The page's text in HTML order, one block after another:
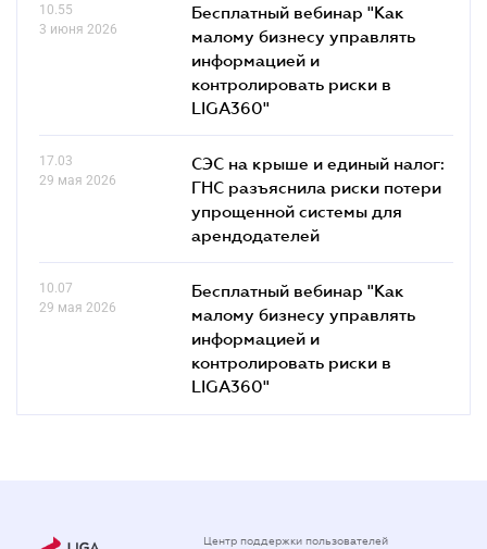
10.55
3 июня 2026
Бесплатный вебинар "Как
малому бизнесу управлять
информацией и
контролировать риски в
LIGA360"
17.03
29 мая 2026
СЭС на крыше и единый налог:
ГНС разъяснила риски потери
упрощенной системы для
арендодателей
10.07
29 мая 2026
Бесплатный вебинар "Как
малому бизнесу управлять
информацией и
контролировать риски в
LIGA360"
Центр поддержки пользователей